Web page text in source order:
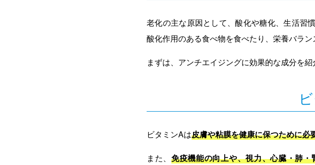
老化の主な原因として、酸化や糖化、生活習
酸化作用のある食べ物を食べたり、栄養バラン
まずは、アンチエイジングに効果的な成分を紹
ビタミンAは皮膚や粘膜を健康に保つために必
また、免疫機能の向上や、視力、心臓・肺